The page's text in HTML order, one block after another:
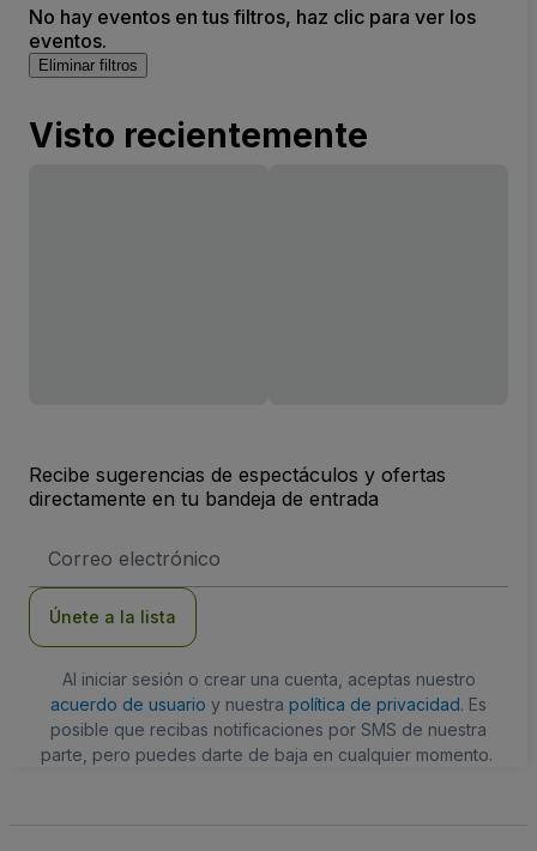
No hay eventos en tus filtros, haz clic para ver los
eventos.
Eliminar filtros
Visto recientemente
Recibe sugerencias de espectáculos y ofertas
directamente en tu bandeja de entrada
de
Únete a la lista
Al iniciar sesión o crear una cuenta, aceptas nuestro
acuerdo de usuario y nuestra política de privacidad. Es
posible que recibas notificaciones por SMS de nuestra
parte, pero puedes darte de baja en cualquier momento.